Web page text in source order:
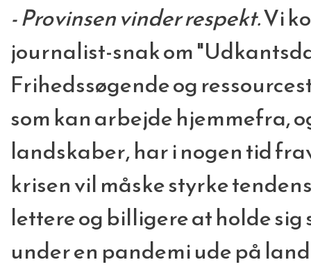
- Provinsen vinder respekt.Vi
journalist-snak om
Frihedssøgende og
som kan arbejde hjemmefra,
landskaber, har i nogen tid
krisen vil måske styrke
lettere og billigere at holde sig
under en pandemi ude på